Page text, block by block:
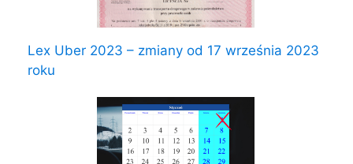
Lex Uber 2023 – zmiany od 17 września 2023
roku